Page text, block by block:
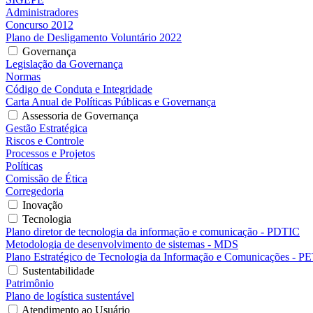
Administradores
Concurso 2012
Plano de Desligamento Voluntário 2022
Governança
Legislação da Governança
Normas
Código de Conduta e Integridade
Carta Anual de Políticas Públicas e Governança
Assessoria de Governança
Gestão Estratégica
Riscos e Controle
Processos e Projetos
Políticas
Comissão de Ética
Corregedoria
Inovação
Tecnologia
Plano diretor de tecnologia da informação e comunicação - PDTIC
Metodologia de desenvolvimento de sistemas - MDS
Plano Estratégico de Tecnologia da Informação e Comunicações -
Sustentabilidade
Patrimônio
Plano de logística sustentável
Atendimento ao Usuário